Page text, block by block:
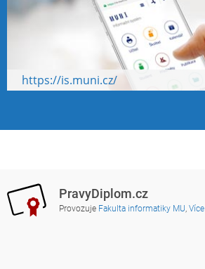
https://is.muni.cz/
PravyDiplom.cz
Provozuje Fakulta informatiky MU,